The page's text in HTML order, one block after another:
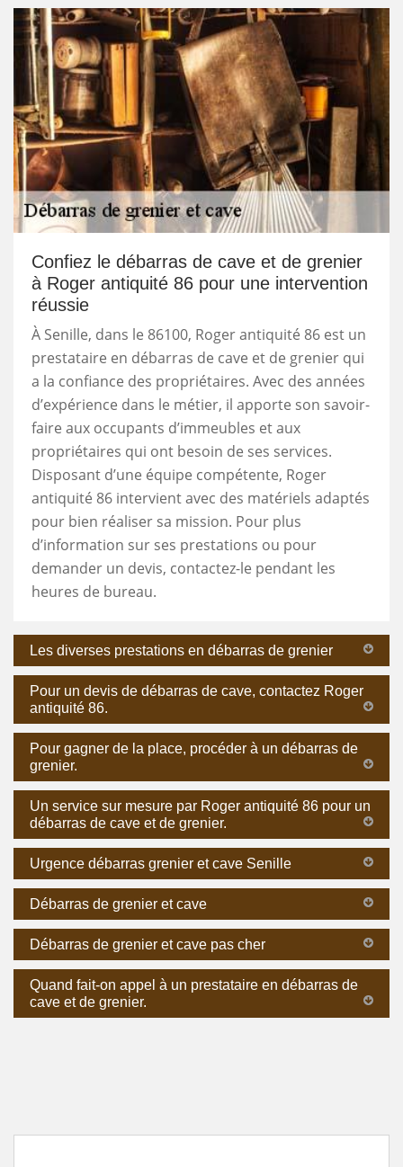
Confiez le débarras de cave et de grenier
à Roger antiquité 86 pour une intervention
réussie
À Senille, dans le 86100, Roger antiquité 86 est un
prestataire en débarras de cave et de grenier qui
a la confiance des propriétaires. Avec des années
d’expérience dans le métier, il apporte son savoir-
faire aux occupants d’immeubles et aux
propriétaires qui ont besoin de ses services.
Disposant d’une équipe compétente, Roger
antiquité 86 intervient avec des matériels adaptés
pour bien réaliser sa mission. Pour plus
d’information sur ses prestations ou pour
demander un devis, contactez-le pendant les
heures de bureau.
Les diverses prestations en débarras de grenier
Pour un devis de débarras de cave, contactez Roger
antiquité 86.
Pour gagner de la place, procéder à un débarras de
grenier.
Un service sur mesure par Roger antiquité 86 pour un
débarras de cave et de grenier.
Urgence débarras grenier et cave Senille
Débarras de grenier et cave
Débarras de grenier et cave pas cher
Quand fait-on appel à un prestataire en débarras de
cave et de grenier.